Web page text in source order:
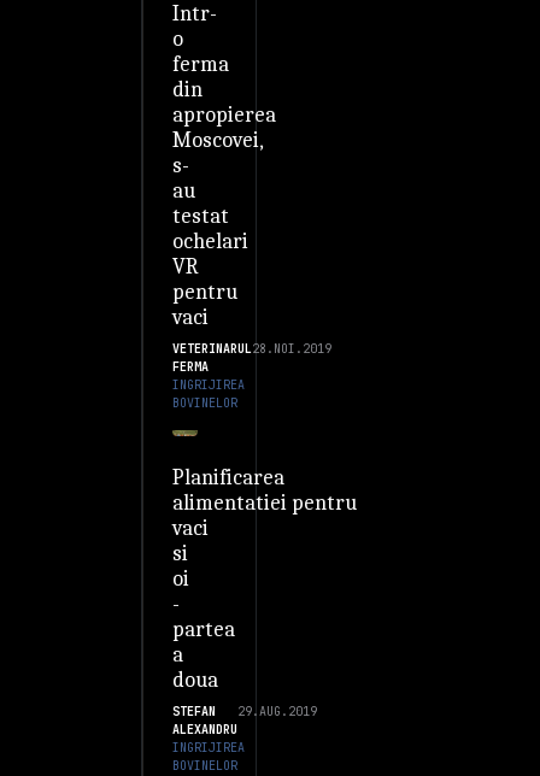
Intr-
o
ferma
din
apropierea
Moscovei,
s-
au
testat
ochelari
VR
pentru
vaci
VETERINARUL
FERMA
28.NOI.2019
INGRIJIREA
BOVINELOR
Planificarea
alimentatiei pentru
vaci
si
oi
-
partea
a
doua
STEFAN
ALEXANDRU
29.AUG.2019
INGRIJIREA
BOVINELOR